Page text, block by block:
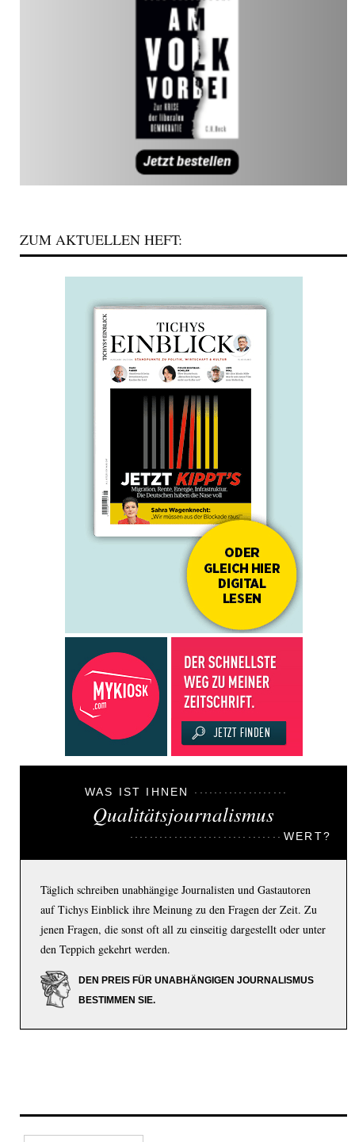
ZUM AKTUELLEN HEFT:
WAS IST IHNEN
Qualitätsjournalismus
WERT?
Täglich schreiben unabhängige Journalisten und Gastautoren
auf Tichys Einblick ihre Meinung zu den Fragen der Zeit. Zu
jenen Fragen, die sonst oft all zu einseitig dargestellt oder unter
den Teppich gekehrt werden.
DEN PREIS FÜR UNABHÄNGIGEN JOURNALISMUS
BESTIMMEN SIE.